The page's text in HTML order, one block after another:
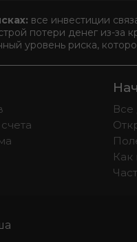
все инвестиции
потери денег из-за
уровень риска,
Все
Как